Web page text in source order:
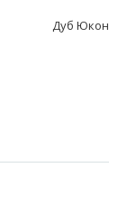
Дуб Юкон